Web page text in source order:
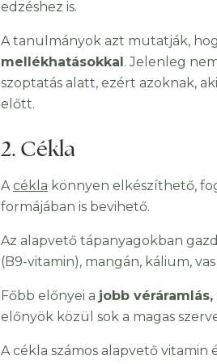
edzéshez is.
A tanulmányok azt mutatják,
mellékhatásokkal. Jelenleg
szoptatás alatt, ezért azoknak,
előtt.
2. Cékla
A cékla könnyen elkészíthető,
formájában is bevihető.
Az alapvető tápanyagokban
(B9-vitamin), mangán, kálium,
Főbb előnyei a jobb
előnyök közül sok a magas
A cékla számos alapvető vitamin